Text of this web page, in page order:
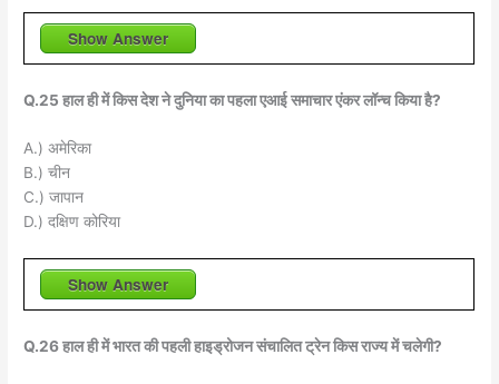
Show Answer
Q.25 हाल ही में किस देश ने दुनिया का पहला एआई समाचार एंकर लॉन्च किया है?
A.) अमेरिका
B.) चीन
C.) जापान
D.) दक्षिण कोरिया
Show Answer
Q.26 हाल ही में भारत की पहली हाइड्रोजन संचालित ट्रेन किस राज्य में चलेगी?